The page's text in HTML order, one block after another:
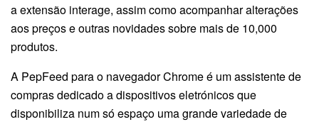
a extensão interage, assim como acompanhar alterações
aos preços e outras novidades sobre mais de 10,000
produtos.
A PepFeed para o navegador Chrome é um assistente de
compras dedicado a dispositivos eletrónicos que
disponibiliza num só espaço uma grande variedade de